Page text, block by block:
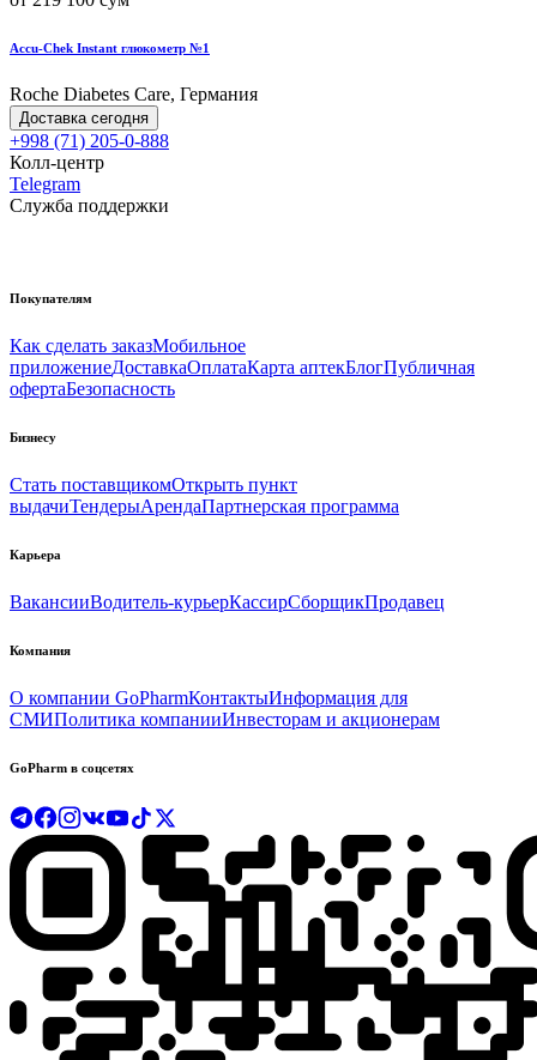
Accu-Chek Instant глюкометр №1
Roche Diabetes Care, Германия
Доставка сегодня
+998 (71) 205-0-888
Колл-центр
Telegram
Служба поддержки
Покупателям
Как сделать заказМобильное
приложениеДоставкаОплатаКарта аптекБлогПубличная
офертаБезопасность
Бизнесу
Стать поставщикомОткрыть пункт
выдачиТендерыАрендаПартнерская программа
Карьера
ВакансииВодитель-курьерКассирСборщикПродавец
Компания
О компании GoPharmКонтактыИнформация для
СМИПолитика компанииИнвесторам и акционерам
GoPharm в соцсетях